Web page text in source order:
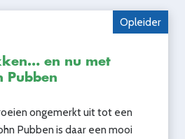
Opleider
en nu met
Pubben
ongemerkt uit tot een
Pubben is daar een mooi